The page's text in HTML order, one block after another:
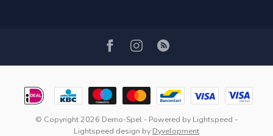
© Copyright 2026 Demo-Spel - Powered by Lightspeed -
Lightspeed design by Dyvelopment